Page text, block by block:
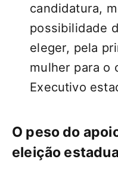
candidatura,
possibilidade
eleger, pela
mulher para o
Executivo
O peso do
eleição